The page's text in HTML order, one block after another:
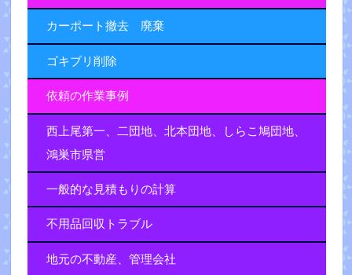
カーポート撤去 廃棄
ゴキブリ削除
依頼の作業事例
西上尾第一、二団地、北本団地、しらこ鳩団地、
鴻巣市県営
一般的な見積もりの計算
不用品回収トラブル
地元の不動産、管理会社